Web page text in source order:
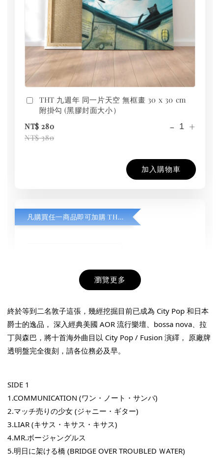
THT 九週年 同一片天空 無框畫 30 x 30 cm
附掛勾 (黑膠封面大小）
NT$ 280
NT$ 380
- +
加入購物車
凡購買任一商品即可加購 THT 九週年紀念 T-shirt
THT 九週年紀念 T-shirt
NT$ 780
NT$ 880
瀏覽更多
終於等到二名敦子這張，幾經挖掘目前已成為 City Pop 和日本
爵士的逸品， 深入經典美國 AOR 流行樂壇、bossa nova、拉
丁與森巴，將十首海外曲目以 City Pop / Fusion 演繹， 原廠牌
透明盤完全復刻，請各位務必及早。
SIDE 1
1.COMMUNICATION (ワン・ノート・サンバ)
2.マッチ売りの少女 (ジャニー・ギター)
3.LIAR (キサス・キサス・キサス)
4.MR.ボージャングルス
5.明日に架ける橋 (BRIDGE OVER TROUBLED ＷATER)